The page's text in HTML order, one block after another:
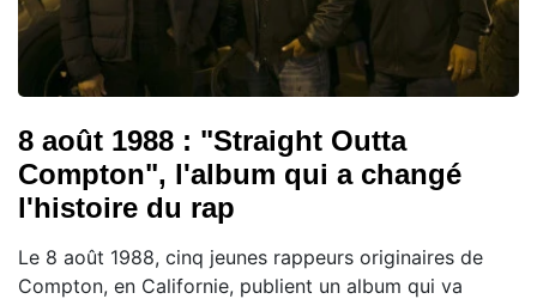
8 août 1988 : "Straight Outta
Compton", l'album qui a changé
l'histoire du rap
Le 8 août 1988, cinq jeunes rappeurs originaires de
Compton, en Californie, publient un album qui va